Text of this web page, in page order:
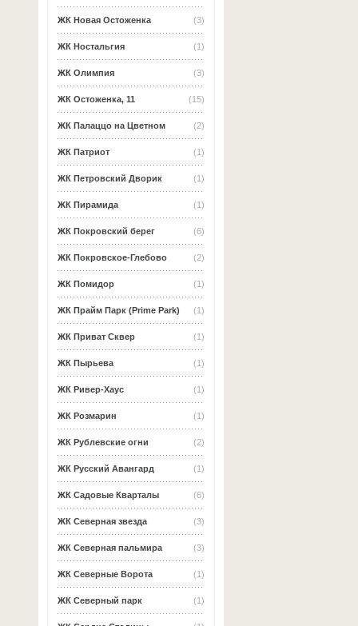
(3)
ЖК Новая Остоженка
(1)
ЖК Ностальгия
(3)
ЖК Олимпия
(15)
ЖК Остоженка, 11
(2)
ЖК Палаццо на Цветном
(1)
ЖК Патриот
(1)
ЖК Петровский Дворик
(1)
ЖК Пирамида
(6)
ЖК Покровский берег
(2)
ЖК Покровское-Глебово
(1)
ЖК Помидор
(1)
ЖК Прайм Парк (Prime Park)
(1)
ЖК Приват Сквер
(1)
ЖК Пырьева
(1)
ЖК Ривер-Хаус
(1)
ЖК Розмарин
(2)
ЖК Рублевские огни
(1)
ЖК Русский Авангард
(6)
ЖК Садовые Кварталы
(3)
ЖК Северная звезда
(3)
ЖК Северная пальмира
(1)
ЖК Северные Ворота
(1)
ЖК Северный парк